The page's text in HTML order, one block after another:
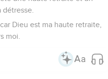
à moi, et Éphraïm est la
législateur ;
; sur Édom j'ai jeté ma
? Qui me mènera